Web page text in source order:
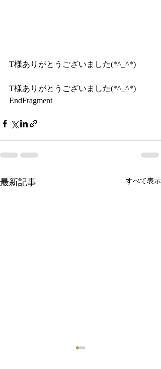
T様ありがとうございました(*^_^*)
T様ありがとうございました(*^_^*)
EndFragment
最新記事 すべて表示